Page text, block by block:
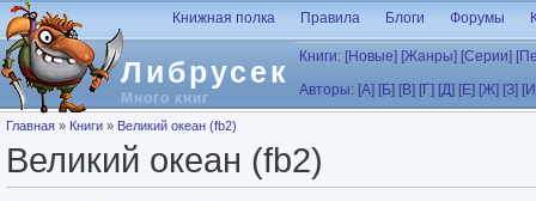
Перейти к основному содержанию
Либрусек
Много книг
Книжная полка Правила Блоги Форумы
Книги: [Новые] [Жанры] [Серии]
Авторы: [А] [Б] [В] [Г] [Д] [Е] [Ж] [З]
Вы здесь
Главная » Книги » Великий океан (fb2)
Великий океан (fb2)